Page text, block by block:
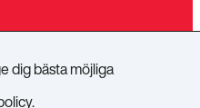
dig bästa möjliga
.